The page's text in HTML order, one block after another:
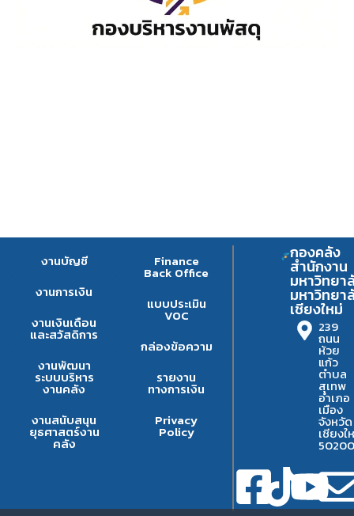
งานบัญชี
งานการเงิน
งานเงินเดือน
และสวัสดิการ
งานพัฒนา
ระบบบริหาร
งานคลัง
งานสนับสนุน
ยุธศาสตร์งาน
คลัง
Finance
Back Office
แบบประเมิน
VOC
กล่องข้อความ
รายงาน
ทางการเงิน
Privacy
Policy
กองคลัง
สำนักงาน
มหาวิทยา
มหาวิทยา
เชียงใหม่
239
ถนน
ห้วย
แก้ว
ตำบล
สุเทพ
อำเภอ
เมือง
จังหวัด
เชียงใ
50200